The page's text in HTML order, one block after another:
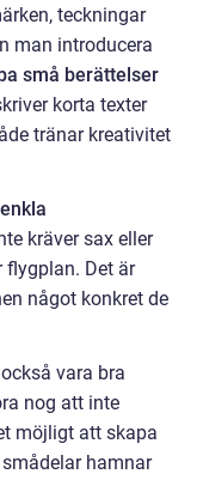
teckningar
man introducera
små berättelser
korta texter
tränar kreativitet
kräver sax eller
flygplan. Det är
något konkret de
vara bra
nog att inte
möjligt att skapa
hamnar